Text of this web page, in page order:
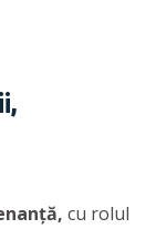
cu rolul